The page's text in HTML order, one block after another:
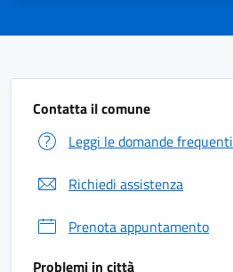
Contatta il comune
Leggi le domande frequenti
Richiedi assistenza
Prenota appuntamento
Problemi in città